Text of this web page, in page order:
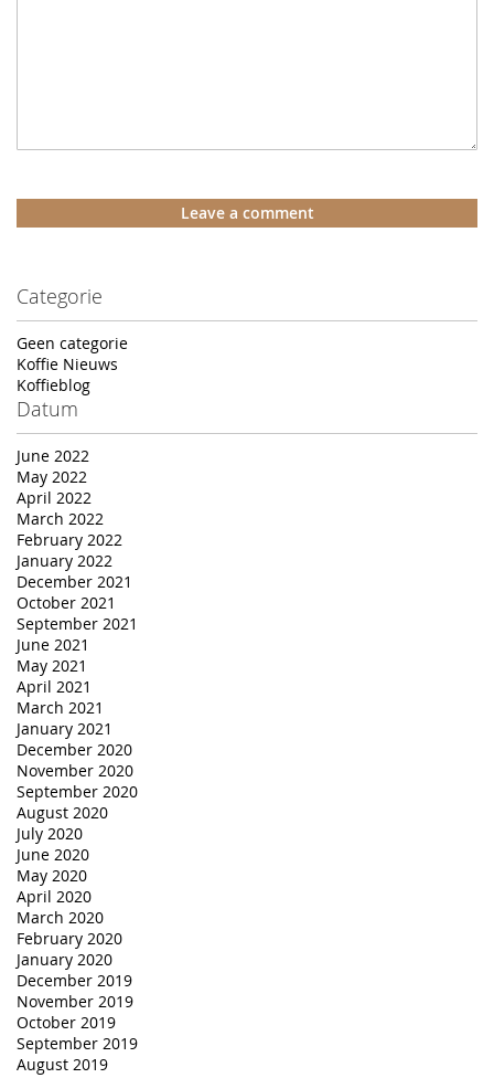
Leave a comment
Categorie
Geen categorie
Koffie Nieuws
Koffieblog
Datum
June 2022
May 2022
April 2022
March 2022
February 2022
January 2022
December 2021
October 2021
September 2021
June 2021
May 2021
April 2021
March 2021
January 2021
December 2020
November 2020
September 2020
August 2020
July 2020
June 2020
May 2020
April 2020
March 2020
February 2020
January 2020
December 2019
November 2019
October 2019
September 2019
August 2019